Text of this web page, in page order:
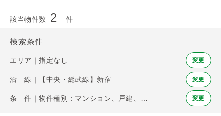
該当物件数 2 件
検索条件
エリア｜指定なし 変更
沿 線｜【中央・総武線】新宿 変更
変更